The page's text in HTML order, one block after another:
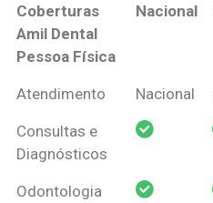
Coberturas
Amil Dental
Pessoa Física
Nacional
Coberturas
Pessoa Física
Nacional
Atendimento Nacional
Consultas e
Diagnósticos
Odontologia